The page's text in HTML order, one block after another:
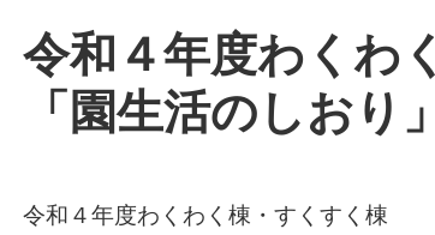
令和４年度わくわ
「園生活のしおり
令和４年度わくわく棟・すくすく棟